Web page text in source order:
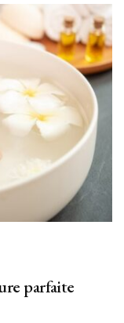
parfaite